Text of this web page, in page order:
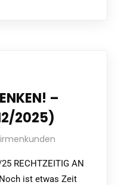
–
2025)
RECHTZEITIG AN
ist etwas Zeit